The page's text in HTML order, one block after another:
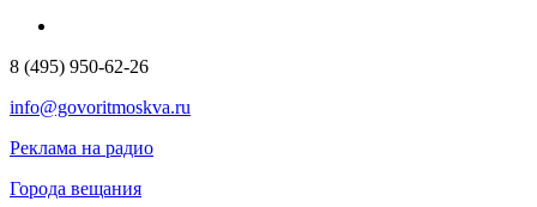
8 (495) 950-62-26
info@govoritmoskva.ru
Реклама на радио
Города вещания